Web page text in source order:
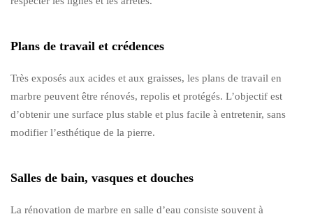
Plans de travail et crédences
Très exposés aux acides et aux graisses, les plans de travail en
marbre peuvent être rénovés, repolis et protégés. L’objectif est
d’obtenir une surface plus stable et plus facile à entretenir, sans
modifier l’esthétique de la pierre.
Salles de bain, vasques et douches
La rénovation de marbre en salle d’eau consiste souvent à